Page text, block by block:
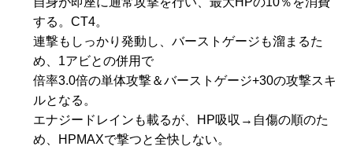
する。CT4。
連撃もしっかり発動し、バーストゲージも溜まるた
め、1アビとの併用で
倍率3.0倍の単体攻撃＆バーストゲージ+30の攻撃スキ
ルとなる。
エナジードレインも載るが、HP吸収→自傷の順のた
め、HPMAXで撃つと全快しない。